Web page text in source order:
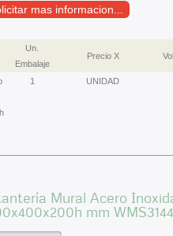
mas informacion...
Un.
Embalaje
Precio X
1 UNIDAD
Mural Acero
mm